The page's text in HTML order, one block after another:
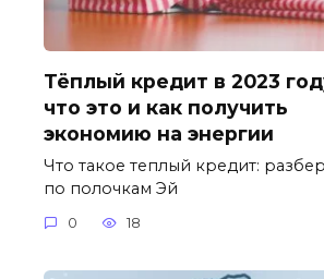
Тёплый кредит в 2023
что это и как получить
экономию на энергии
Что такое теплый кредит:
по полочкам Эй
0 18